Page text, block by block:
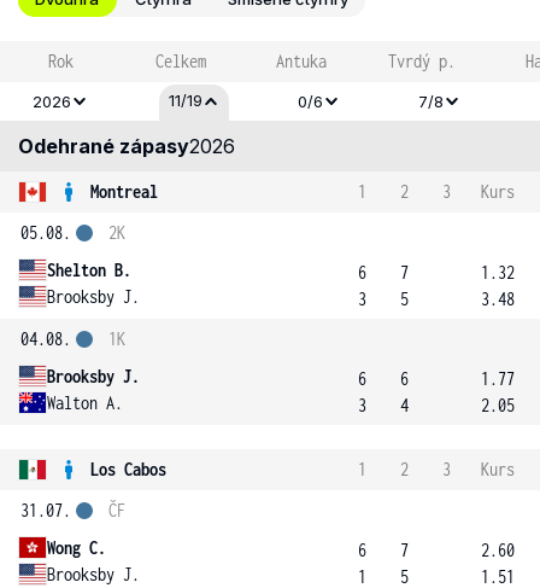
Rok Celkem Antuka Tvrdý p.
2026 11/19 0/6 7/8
Odehrané zápasy2026
Montreal 1 2 3
Kurs
05.08.
Shelton B.
Brooksby J.
2K
6
3
7
5
1.32
3.48
04.08.
Brooksby J.
Walton A.
1K
6
3
6
4
1.77
2.05
Los Cabos 1 2 3
Kurs
31.07.
Wong C.
Brooksby J.
ČF
6
1
7
5
2.60
1.51